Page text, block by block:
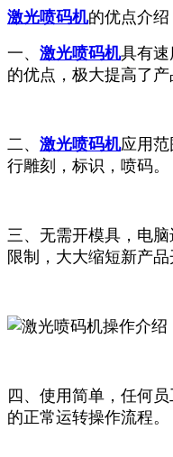
激光喷码机的优点介绍
一、 激光喷码机具有
的优点，极大提高了产
二、 激光喷码机应用
行雕刻，标识，喷码。
三、无需开模具，电
限制，大大缩短新产
四、使用简单，任何
的正常运转操作流程。